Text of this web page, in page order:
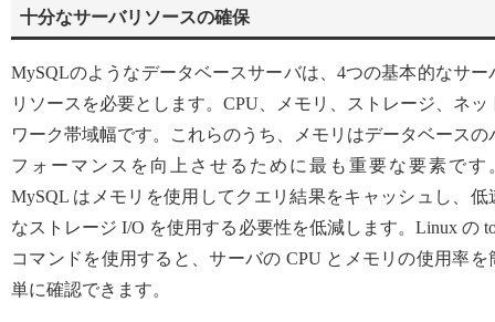
十分なサーバリソースの確保
MySQLのようなデータベースサーバは、4つの基本的なサー
リソースを必要とします。CPU、メモリ、ストレージ、ネッ
ワーク帯域幅です。これらのうち、メモリはデータベースの
フォーマンスを向上させるために最も重要な要素です
MySQL はメモリを使用してクエリ結果をキャッシュし、低
なストレージ I/O を使用する必要性を低減します。Linux の
コマンドを使用すると、サーバの CPU とメモリの使用率を
単に確認できます。